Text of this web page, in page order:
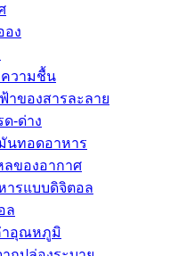
อง
วามชื้น
าของสารละลาย
ด-ด่าง
นทอดอาหาร
ลของอากาศ
ารแบบดิจิตอล
ล
าอุณหภูมิ